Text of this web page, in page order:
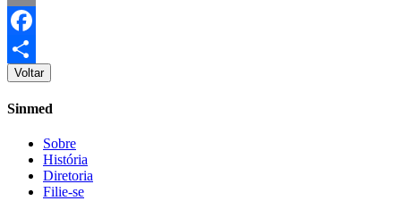
Email
Facebook
Share
Voltar
Sinmed
Sobre
História
Diretoria
Filie-se